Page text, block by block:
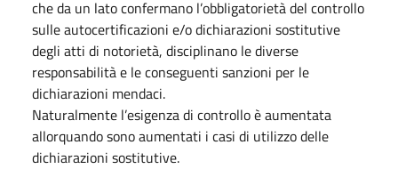
che da un lato confermano l’obbligatorietà del controllo
sulle autocertificazioni e/o dichiarazioni sostitutive
degli atti di notorietà, disciplinano le diverse
responsabilità e le conseguenti sanzioni per le
dichiarazioni mendaci.
Naturalmente l’esigenza di controllo è aumentata
allorquando sono aumentati i casi di utilizzo delle
dichiarazioni sostitutive.